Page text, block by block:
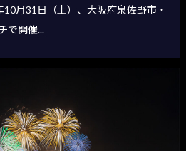
月31日（土）、大阪府泉佐野市・
で開催...